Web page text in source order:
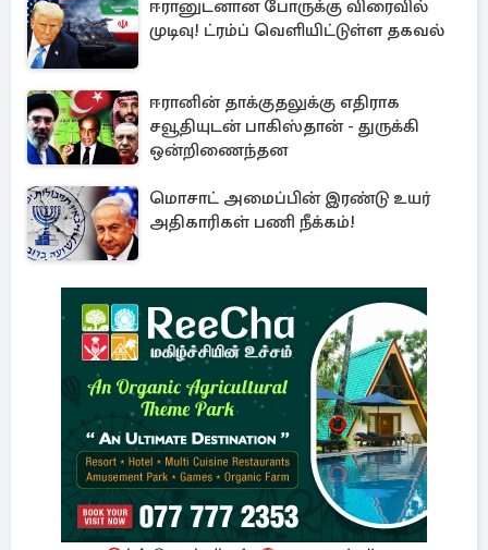
ஈரானுடனான போருக்கு விரைவில்
முடிவு! ட்ரம்ப் வெளியிட்டுள்ள தகவல்
ஈரானின் தாக்குதலுக்கு எதிராக
சவூதியுடன் பாகிஸ்தான் - துருக்கி
ஒன்றிணைந்தன
மொசாட் அமைப்பின் இரண்டு உயர்
அதிகாரிகள் பணி நீக்கம்!